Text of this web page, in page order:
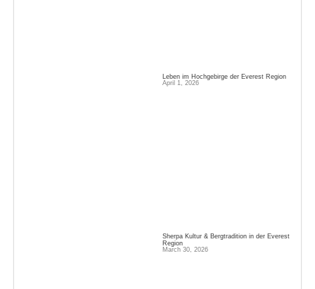
Leben im Hochgebirge der Everest Region
April 1, 2026
Sherpa Kultur & Bergtradition in der Everest
Region
March 30, 2026